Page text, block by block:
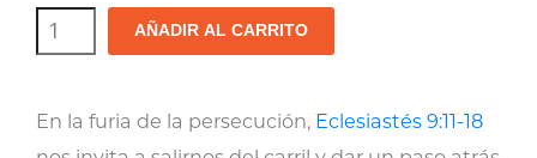
Corriendo
la
AÑADIR AL CARRITO
En la furia de la persecución, Eclesiastés 9:11-18